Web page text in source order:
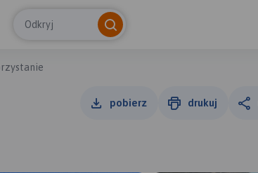
Odkryj
pobierz drukuj